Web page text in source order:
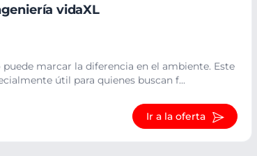
vidaXL
marcar la diferencia en el ambiente. Este
útil para quienes buscan f...
Ir a la oferta